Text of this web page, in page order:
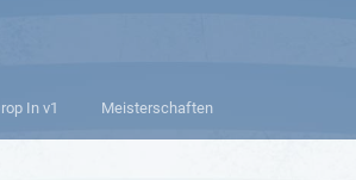
In v1 Meisterschaften